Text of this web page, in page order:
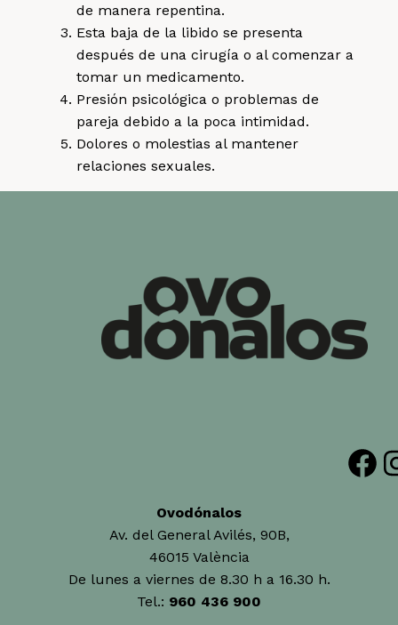
de manera repentina.
Esta baja de la libido se presenta
después de una cirugía o al comenzar a
tomar un medicamento.
Presión psicológica o problemas de
pareja debido a la poca intimidad.
Dolores o molestias al mantener
relaciones sexuales.
Facebook
Ovodónalos
Av. del General Avilés, 90B,
46015 València
De lunes a viernes de 8.30 h a 16.30 h.
Tel.: 960 436 900